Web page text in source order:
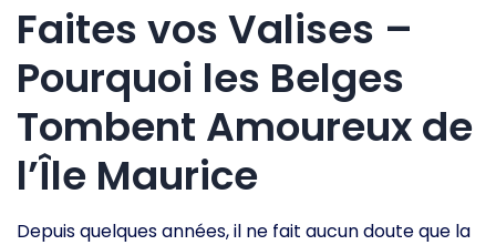
Faites vos Valises –
Pourquoi les Belges
Tombent Amoureux de
l’Île Maurice
Depuis quelques années, il ne fait aucun doute que la